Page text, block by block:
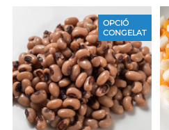
OPCIÓ
CONGELAT